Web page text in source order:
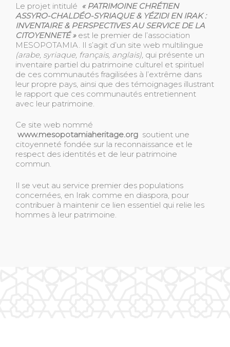
Le projet intitulé « PATRIMOINE CHRÉTIEN
ASSYRO-CHALDÉO-SYRIAQUE & YÉZIDI EN IRAK :
INVENTAIRE & PERSPECTIVES AU SERVICE DE LA
CITOYENNETÉ » est le premier de l’association
MESOPOTAMIA. Il s’agit d’un site web multilingue
(arabe, syriaque, français, anglais), qui présente un
inventaire partiel du patrimoine culturel et spirituel
de ces communautés fragilisées à l’extrême dans
leur propre pays, ainsi que des témoignages illustrant
le rapport que ces communautés entretiennent
avec leur patrimoine.
Ce site web nommé
www.mesopotamiaheritage.org soutient une
citoyenneté fondée sur la reconnaissance et le
respect des identités et de leur patrimoine
commun.
Il se veut au service premier des populations
concernées, en Irak comme en diaspora, pour
contribuer à maintenir ce lien essentiel qui relie les
hommes à leur patrimoine.